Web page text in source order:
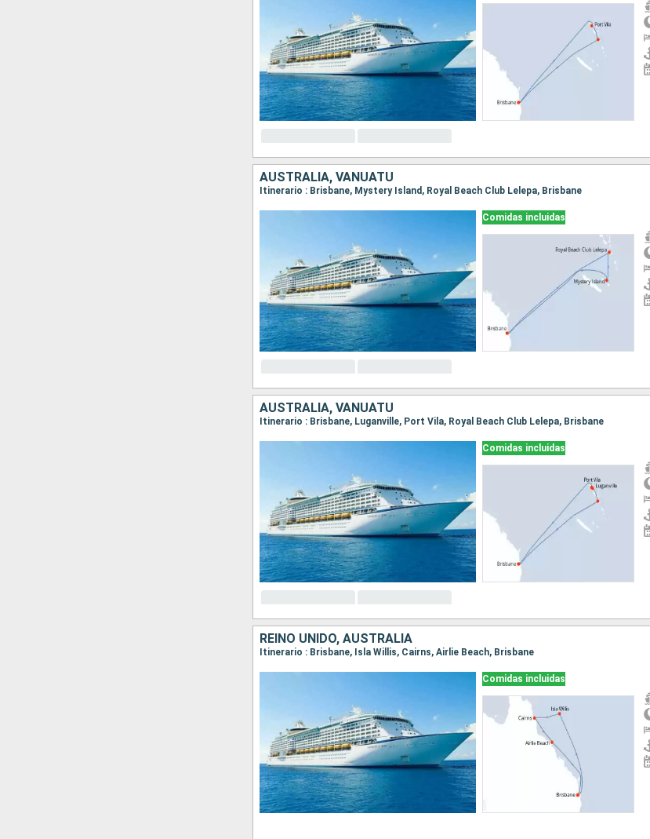
AUSTRALIA, VANUATU
Itinerario : Brisbane, Mystery Island, Royal Beach Club Lelepa, Brisbane
Comidas incluidas
AUSTRALIA, VANUATU
Itinerario : Brisbane, Luganville, Port Vila, Royal Beach Club Lelepa, Brisbane
Comidas incluidas
REINO UNIDO, AUSTRALIA
Itinerario : Brisbane, Isla Willis, Cairns, Airlie Beach, Brisbane
Comidas incluidas